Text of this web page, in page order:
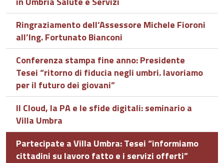
Ringraziamento dell‘Assessore Michele Fioroni
all’Ing. Fortunato Bianconi
Conferenza stampa fine anno: Presidente
Tesei “ritorno di fiducia negli umbri. lavoriamo
per il futuro dei giovani”
Il Cloud, la PA e le sfide digitali: seminario a
Villa Umbra
Partecipate a Villa Umbra: Tesei “informiamo
cittadini su lavoro fatto e i servizi offerti”